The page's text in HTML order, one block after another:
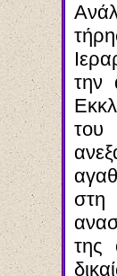
την
του
της